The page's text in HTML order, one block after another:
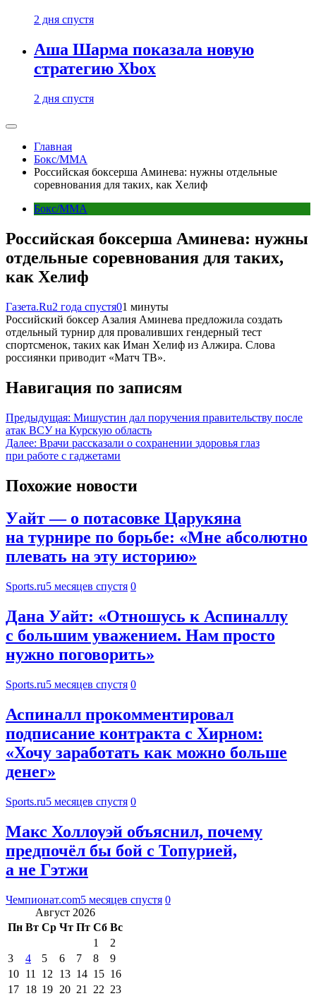
2 дня спустя
Аша Шарма показала новую
стратегию Xbox
2 дня спустя
Главная
Бокс/MMA
Российская боксерша Аминева: нужны отдельные
соревнования для таких, как Хелиф
Бокс/MMA
Российская боксерша Аминева: нужны
отдельные соревнования для таких,
как Хелиф
Газета.Ru2 года спустя01 минуты
Российский боксер Азалия Аминева предложила создать
отдельный турнир для проваливших гендерный тест
спортсменок, таких как Иман Хелиф из Алжира. Слова
россиянки приводит «Матч ТВ».
Навигация по записям
Предыдущая: Мишустин дал поручения правительству после
атак ВСУ на Курскую область
Далее: Врачи рассказали о сохранении здоровья глаз
при работе с гаджетами
Похожие новости
Уайт — о потасовке Царукяна
на турнире по борьбе: «Мне абсолютно
плевать на эту историю»
Sports.ru5 месяцев спустя 0
Дана Уайт: «Отношусь к Аспиналлу
с большим уважением. Нам просто
нужно поговорить»
Sports.ru5 месяцев спустя 0
Аспиналл прокомментировал
подписание контракта с Хирном:
«Хочу заработать как можно больше
денег»
Sports.ru5 месяцев спустя 0
Макс Холлоуэй объяснил, почему
предпочёл бы бой с Топурией,
а не Гэтжи
Чемпионат.com5 месяцев спустя 0
Август 2026
Пн Вт Ср Чт Пт Сб Вс
1
2
3
4 5 6 7 8
9
10 11 12 13 14 15 16
17 18 19 20 21 22 23